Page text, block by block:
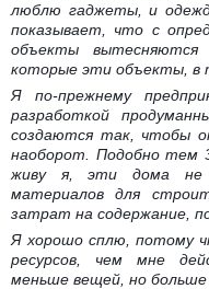
люблю гаджеты, и
показывает, что с
объекты вытесняются
которые эти объекты, в
Я по-прежнему
разработкой
создаются так, чтобы
наоборот. Подобно тем
живу я, эти дома не
материалов для
затрат на содержание,
Я хорошо сплю, потому
ресурсов, чем мне
меньше вещей, но